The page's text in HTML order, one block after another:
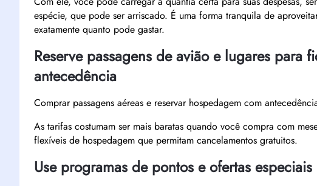
espécie, que pode ser arriscado. É uma forma tranquila de
exatamente quanto pode gastar.
Reserve passagens de avião e lugares para
antecedência
Comprar passagens aéreas e reservar hospedagem com
As tarifas costumam ser mais baratas quando você compra com
flexíveis de hospedagem que permitam cancelamentos gratuitos.
Use programas de pontos e ofertas